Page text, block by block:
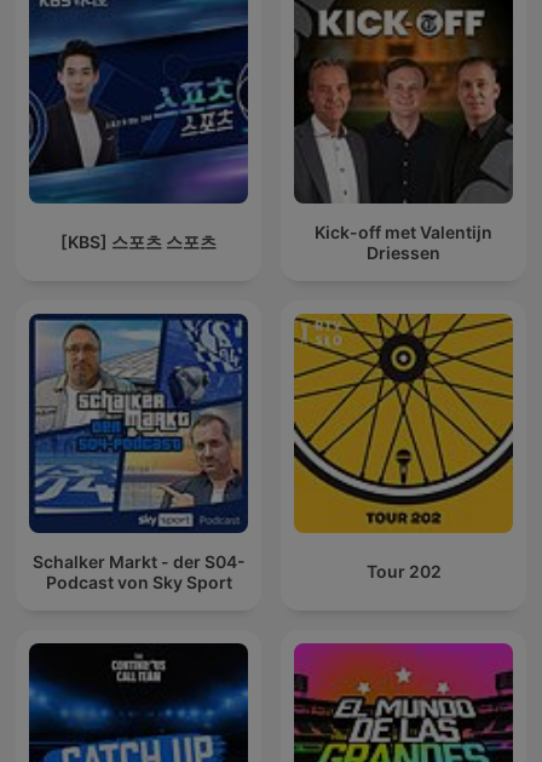
[KBS] 스포츠 스포츠
Kick-off met Valentijn
Driessen
Schalker Markt - der S04-
Podcast von Sky Sport
Tour 202